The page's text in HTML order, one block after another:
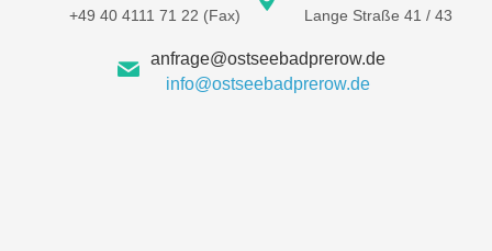
+49 40 4111 71 22 (Fax)
Lange Straße 41 / 43
anfrage@ostseebadprerow.de
info@ostseebadprerow.de